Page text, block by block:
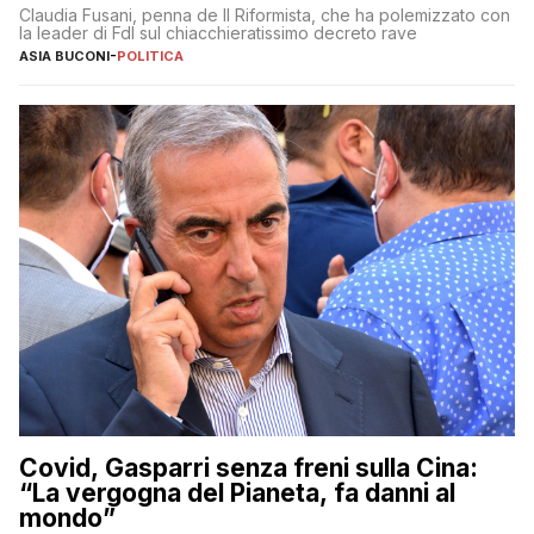
Claudia Fusani, penna de Il Riformista, che ha polemizzato con
la leader di FdI sul chiacchieratissimo decreto rave
ASIA BUCONI-POLITICA
Covid, Gasparri senza freni sulla Cina:
“La vergogna del Pianeta, fa danni al
mondo”